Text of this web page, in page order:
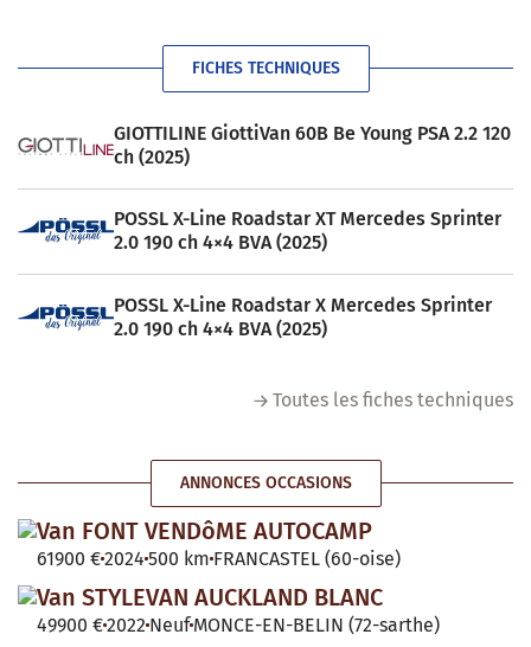
FICHES TECHNIQUES
GIOTTILINE GiottiVan 60B Be Young PSA 2.2 120
ch (2025)
POSSL X-Line Roadstar XT Mercedes Sprinter
2.0 190 ch 4×4 BVA (2025)
POSSL X-Line Roadstar X Mercedes Sprinter
2.0 190 ch 4×4 BVA (2025)
Toutes les fiches techniques
ANNONCES OCCASIONS
Van FONT VENDôME AUTOCAMP
61900 €2024 500 km FRANCASTEL (60-oise)
Van STYLEVAN AUCKLAND BLANC
49900 €2022 Neuf MONCE-EN-BELIN (72-sarthe)